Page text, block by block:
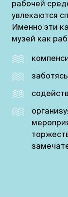
рабочей
увлекаются
Именно эти
музей как